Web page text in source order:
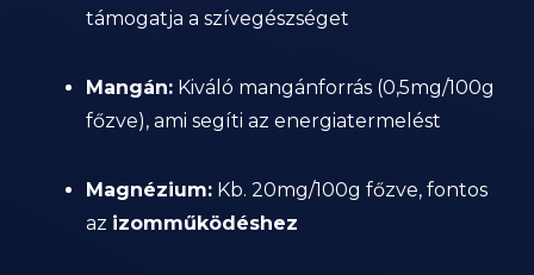
támogatja a szívegészséget
Mangán: Kiváló mangánforrás (0,5mg/100g
főzve), ami segíti az energiatermelést
Magnézium: Kb. 20mg/100g főzve, fontos
az izomműködéshez